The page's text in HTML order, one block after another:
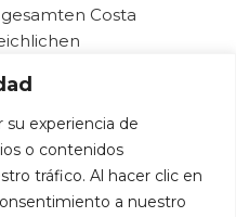
su experiencia de
o contenidos
tráfico. Al hacer clic en
a nuestro
Costa
Klippen
die fast das